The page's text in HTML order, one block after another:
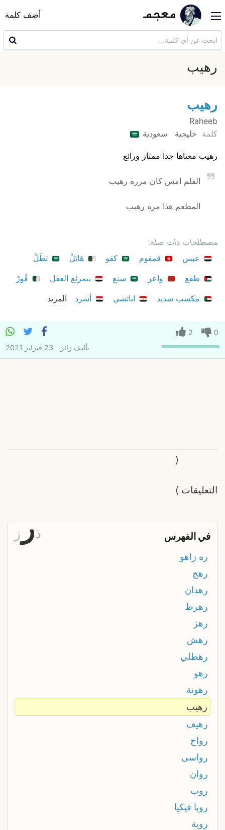
أضف كلمة
رهيب
رهيب
Raheeb
كلمة خليجية سعودية
رهيب معناها جدا ممتاز ورائع
الفلم امس كان مرره رهيب
المطعم هذا مره رهيب
مصطلحات ذات صلة:
عيس
قمقوم كفو هَايَلْ
بَطَلْ
طقع
واعر سنع بيمزئع العقل
فُورْ
مكسب شديد
اباتشي أشرد المزيد
0
2
تأليف زائر 23 فبراير 2021
التعليقات
(
)
في الفهرس ذر ز
ره راهو
رهج
رهدان
رهرط
رهز
رهش
رهطلي
رهو
رهونة
رهيب
رهيف
رواح
رواسى
روان
روب
روبا فيكيا
روبة